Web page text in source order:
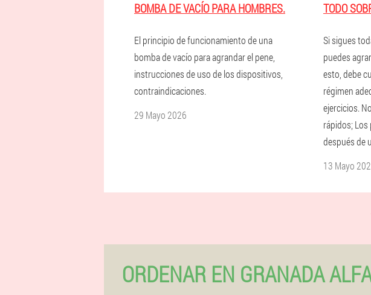
BOMBA DE VACÍO PARA HOMBRES.
El principio de funcionamiento de una
bomba de vacío para agrandar el pene,
instrucciones de uso de los dispositivos,
contraindicaciones.
29 Mayo 2026
TODO
Si sigues
puedes
esto, debe
régimen
ejercicios.
rápidos;
después de
13 Mayo
ORDENAR EN GRANADA